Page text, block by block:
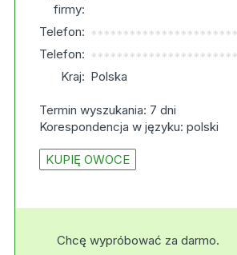
firmy:
Telefon: ***********************
Telefon: ***********************
Kraj: Polska
Termin wyszukania: 7 dni
Korespondencja w języku: polski
KUPIĘ OWOCE
Chcę wypróbować za darmo.